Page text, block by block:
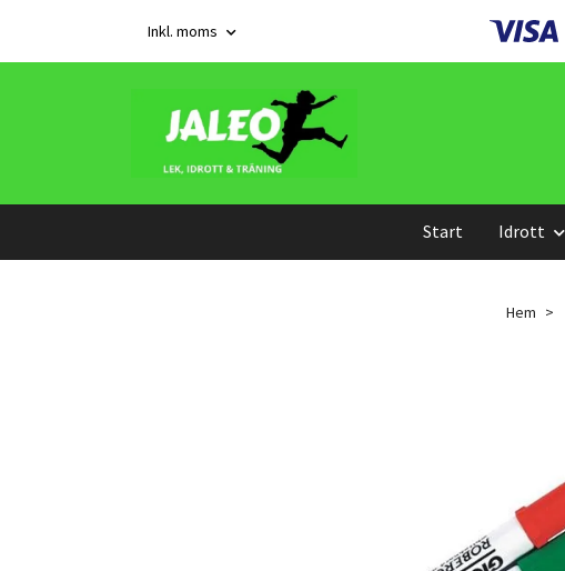
Inkl. moms
Start Idrott
Hem